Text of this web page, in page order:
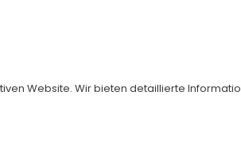
Website. Wir bieten detaillierte